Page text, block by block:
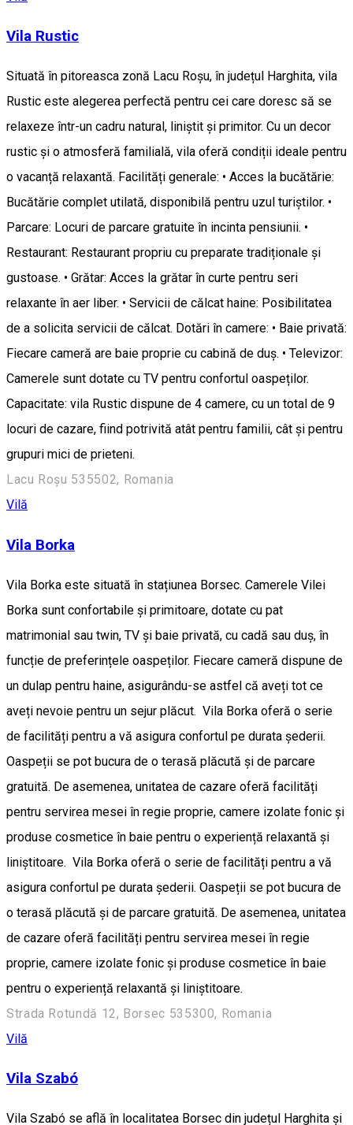
Vila Rustic
Situată în pitoreasca zonă Lacu Roșu, în județul Harghita, vila
Rustic este alegerea perfectă pentru cei care doresc să se
relaxeze într-un cadru natural, liniștit și primitor. Cu un decor
rustic și o atmosferă familială, vila oferă condiții ideale pentru
o vacanță relaxantă. Facilități generale: • Acces la bucătărie:
Bucătărie complet utilată, disponibilă pentru uzul turiștilor. •
Parcare: Locuri de parcare gratuite în incinta pensiunii. •
Restaurant: Restaurant propriu cu preparate tradiționale și
gustoase. • Grătar: Acces la grătar în curte pentru seri
relaxante în aer liber. • Servicii de călcat haine: Posibilitatea
de a solicita servicii de călcat. Dotări în camere: • Baie privată:
Fiecare cameră are baie proprie cu cabină de duș. • Televizor:
Camerele sunt dotate cu TV pentru confortul oaspeților.
Capacitate: vila Rustic dispune de 4 camere, cu un total de 9
locuri de cazare, fiind potrivită atât pentru familii, cât și pentru
grupuri mici de prieteni.
Lacu Roșu 535502, Romania
Vilă
Vila Borka
Vila Borka este situată în stațiunea Borsec. Camerele Vilei
Borka sunt confortabile și primitoare, dotate cu pat
matrimonial sau twin, TV și baie privată, cu cadă sau duș, în
funcție de preferințele oaspeților. Fiecare cameră dispune de
un dulap pentru haine, asigurându-se astfel că aveți tot ce
aveți nevoie pentru un sejur plăcut. Vila Borka oferă o serie
de facilități pentru a vă asigura confortul pe durata șederii.
Oaspeții se pot bucura de o terasă plăcută și de parcare
gratuită. De asemenea, unitatea de cazare oferă facilități
pentru servirea mesei în regie proprie, camere izolate fonic și
produse cosmetice în baie pentru o experiență relaxantă și
liniștitoare. Vila Borka oferă o serie de facilități pentru a vă
asigura confortul pe durata șederii. Oaspeții se pot bucura de
o terasă plăcută și de parcare gratuită. De asemenea, unitatea
de cazare oferă facilități pentru servirea mesei în regie
proprie, camere izolate fonic și produse cosmetice în baie
pentru o experiență relaxantă și liniștitoare.
Strada Rotundă 12, Borsec 535300, Romania
Vilă
Vila Szabó
Vila Szabó se află în localitatea Borsec din județul Harghita și